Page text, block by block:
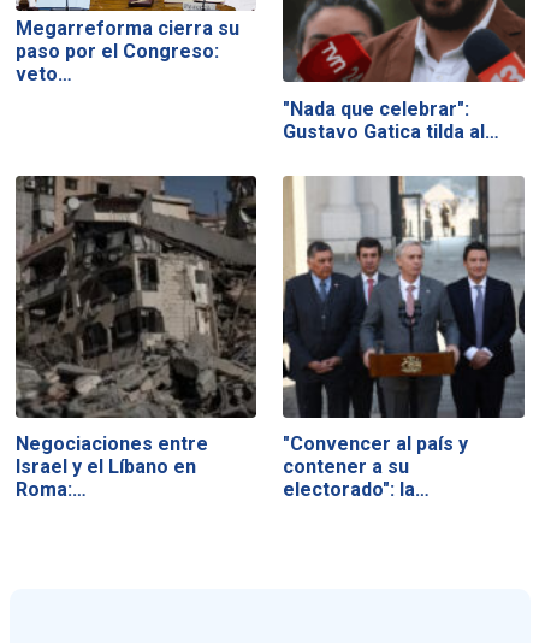
Megarreforma cierra su
paso por el Congreso:
veto…
"Nada que celebrar":
Gustavo Gatica tilda al…
Negociaciones entre
Israel y el Líbano en
Roma:…
"Convencer al país y
contener a su
electorado": la…